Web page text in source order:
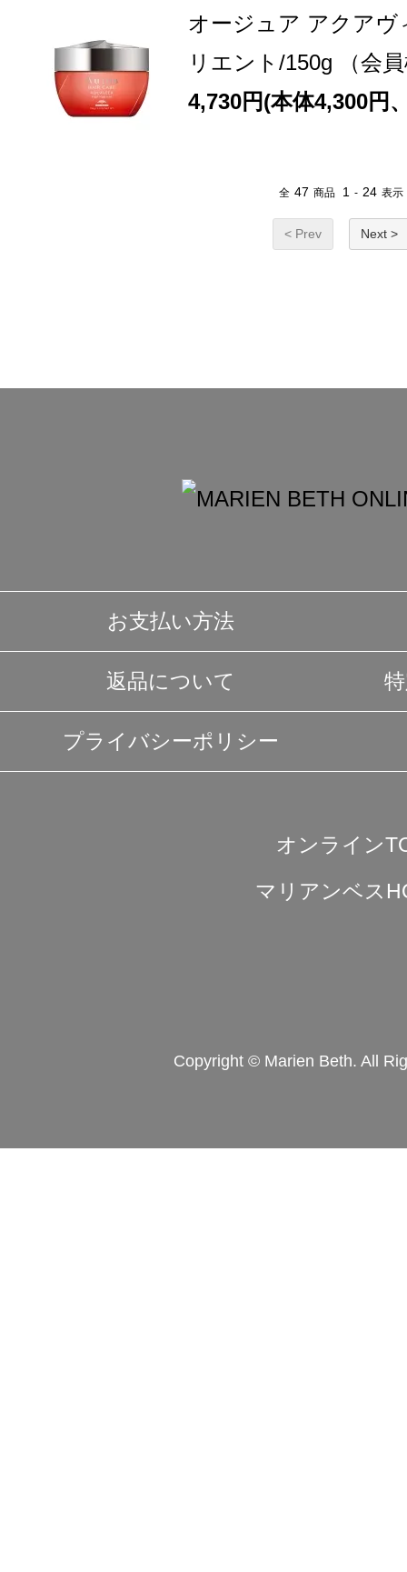
オージュア アクアヴ
リエント/150g （会
4,730円(本体4,300円
全 47 商品 1 - 24 表示
< Prev Next >
お支払い方法
返品について
プライバシーポリシー
オンライン
マリアンベス
Copyright © Marien Beth. All